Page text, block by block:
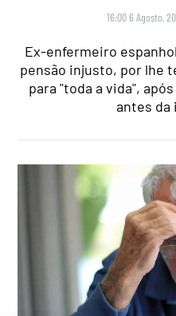
16:00 6 Agosto,
Ex-enfermeiro
pensão injusto, por lhe
para "toda a vida",
antes da